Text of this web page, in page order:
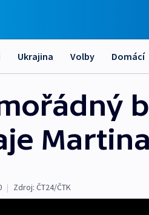
Ukrajina Volby Domácí
| Zdroj: ČT24/ČTK